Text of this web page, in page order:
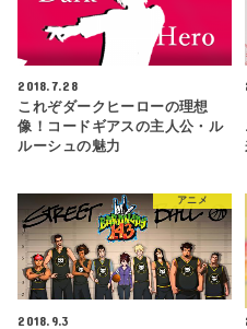
2018.7.28
これぞダークヒーローの理想
像！コードギアスの主人公・ル
ルーシュの魅力
アニメ
2018.9.3